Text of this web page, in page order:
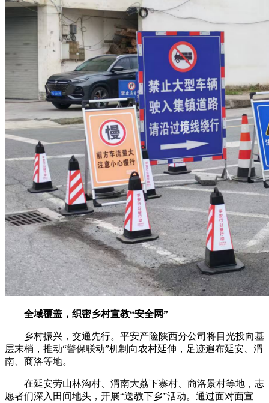
全域覆盖，织密乡村宣教“安全网”
乡村振兴，交通先行。平安产险陕西分公司将目光投向基
层末梢，推动“警保联动”机制向农村延伸，足迹遍布延安、渭
南、商洛等地。
在延安劳山林沟村、渭南大荔下寨村、商洛景村等地，志
愿者们深入田间地头，开展“送教下乡”活动。通过面对面宣